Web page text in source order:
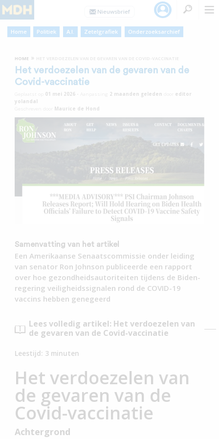
Home Politiek A.I. Zetelgrafiek Onderzoeksarchief
HOME »
Het verdoezelen van de gevaren van de
Covid-vaccinatie
01 mei 2026 2 maanden geleden
editor
yolandal
Maurice de Hond
Samenvatting van het artikel
Een Amerikaanse Senaatscommissie onder leiding
van senator Ron Johnson publiceerde een rapport
over hoe gezondheidsautoriteiten tijdens de Biden-
regering veiligheidssignalen rond de COVID-19
vaccins hebben genegeerd
Lees volledig artikel: Het verdoezelen van
de gevaren van de Covid-vaccinatie
Leestijd: 3 minuten
Het verdoezelen van
de gevaren van de
Covid-vaccinatie
Achtergrond